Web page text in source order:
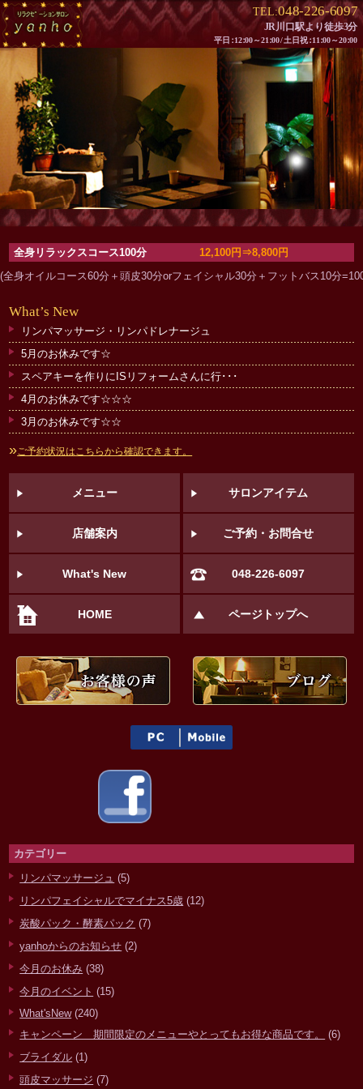
TEL:048-226-6097
JR川口駅より徒歩3分
平日：12：00～21：00/土日祝：11：00～20：00
全身リラックスコース100分 12,100円⇒8,800 円
(全身オイルコース60分＋頭皮30分orフェイシャル30分＋フットバス10分
What’s New
リンパマッサージ・リンパドレナージュ
5月のお休みです☆
スペアキーを作りにISリフォームさんに行･･･
4月のお休みです☆☆☆
3月のお休みです☆☆
»ご予約状況はこちらから確認できます。
メニュー サロンアイテム
店舗案内 ご予約・お問合せ
What's New 048-226-6097
HOME ページトップへ
カテゴリー
リンパマッサージュ (5)
リンパフェイシャルでマイナス5歳 (12)
炭酸パック・酵素パック (7)
yanhoからのお知らせ (2)
今月のお休み (38)
今月のイベント (15)
What'sNew(240)
キャンペーン 期間限定のメニューやとってもお得な商品です。
(6)
ブライダル (1)
頭皮マッサージ (7)